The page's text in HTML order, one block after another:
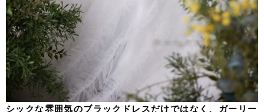
シックな雰囲気のブラックドレスだけではなく、ガーリー